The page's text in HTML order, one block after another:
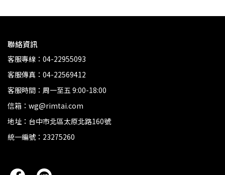
聯絡資訊
客服專線：04-22955093
客服傳真：04-22569412
客服時間：周一至五 9:00-18:00
信箱：wg@rimtai.com
地址：台中市北區太原北路160號
統一編號：23275260